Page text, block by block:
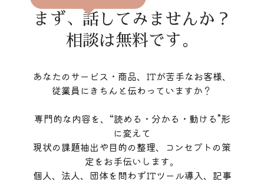
まず、話してみませんか？
相談は無料です。
あなたのサービス・商品、ITが苦手なお客様、
従業員にきちんと伝わっていますか？
専門的な内容を、“読める・分かる・動ける”形
に変えて
現状の課題抽出や目的の整理、コンセプトの策
定をお手伝いします。
個人、法人、団体を問わずITツール導入、記事